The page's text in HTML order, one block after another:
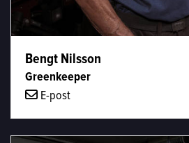
Bengt Nilsson
Greenkeeper
E-post